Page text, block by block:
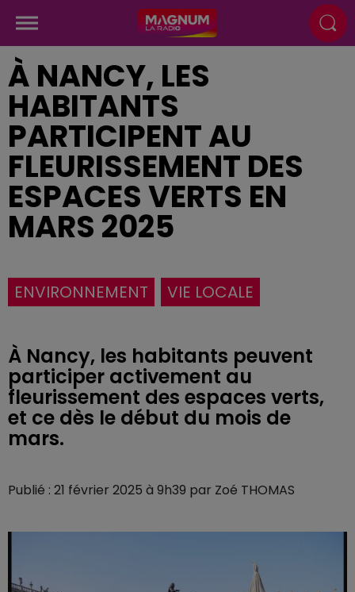
À NANCY, LES
HABITANTS
PARTICIPENT AU
FLEURISSEMENT DES
ESPACES VERTS EN
MARS 2025
ENVIRONNEMENT VIE LOCALE
À Nancy, les habitants peuvent
participer activement au
fleurissement des espaces verts,
et ce dès le début du mois de
mars.
Publié : 21 février 2025 à 9h39 par Zoé THOMAS